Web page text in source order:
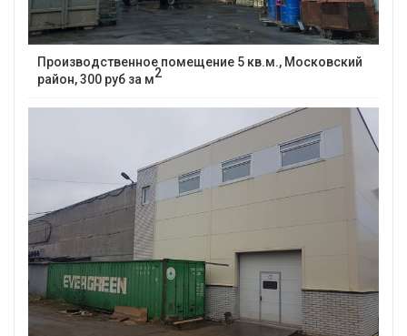
Производственное помещение 5 кв.м., Московский
район, 300 руб за м2